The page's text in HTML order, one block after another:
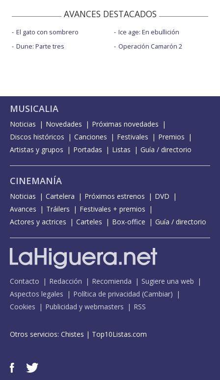
AVANCES DESTACADOS
El gato con sombrero
Dune: Parte tres
Ice age: En ebullición
Operación Camarón 2
MUSICALIA
Noticias Novedades
Próximas novedades
Discos históricos
Canciones Festivales
Premios
Artistas y grupos
Portadas Listas Guía / directorio
CINEMANÍA
Noticias Cartelera Próximos estrenos
DVD
Avances
Tráilers
Festivales + premios
Actores y actrices
Carteles Box-office Guía / directorio
Contacto Redacción Recomienda
Sugiere una web
Aspectos legales
Política de privacidad (Cambiar)
Cookies
Publicidad y webmasters RSS
Otros servicios: Chistes | Top10Listas.com